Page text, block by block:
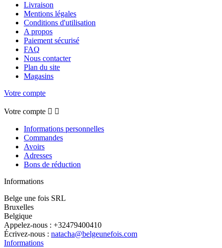
Livraison
Mentions légales
Conditions d'utilisation
A propos
Paiement sécurisé
FAQ
Nous contacter
Plan du site
Magasins
Votre compte
Votre compte  
Informations personnelles
Commandes
Avoirs
Adresses
Bons de réduction
Informations
Belge une fois SRL
Bruxelles
Belgique
Appelez-nous : +32479400410
Écrivez-nous : natacha@belgeunefois.com
Informations